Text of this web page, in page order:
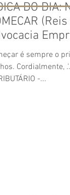
DO DIA:
é sempre o
Cordialmente,
-...